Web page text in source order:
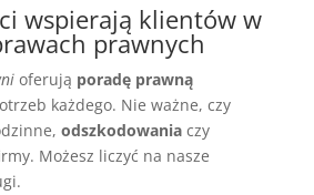
wspierają klientów w
prawnych
oferują poradę prawną
każdego. Nie ważne, czy
odszkodowaniaczy
Możesz liczyć na nasze